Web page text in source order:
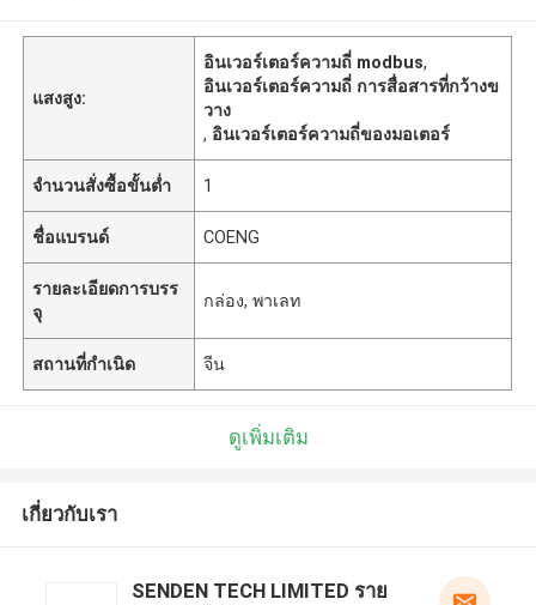
แสงสูง:
อินเวอร์เตอร์ความถี่ modbus,
อินเวอร์เตอร์ความถี่ การสื่อสารที่กว้างข
วาง
, อินเวอร์เตอร์ความถี่ของมอเตอร์
จำนวนสั่งซื้อขั้นต่ำ 1
ชื่อแบรนด์ COENG
รายละเอียดการบรร
จุ
กล่อง, พาเลท
สถานที่กำเนิด จีน
ดูเพิ่มเติม
เกี่ยวกับเรา
SENDEN TECH LIMITED ราย